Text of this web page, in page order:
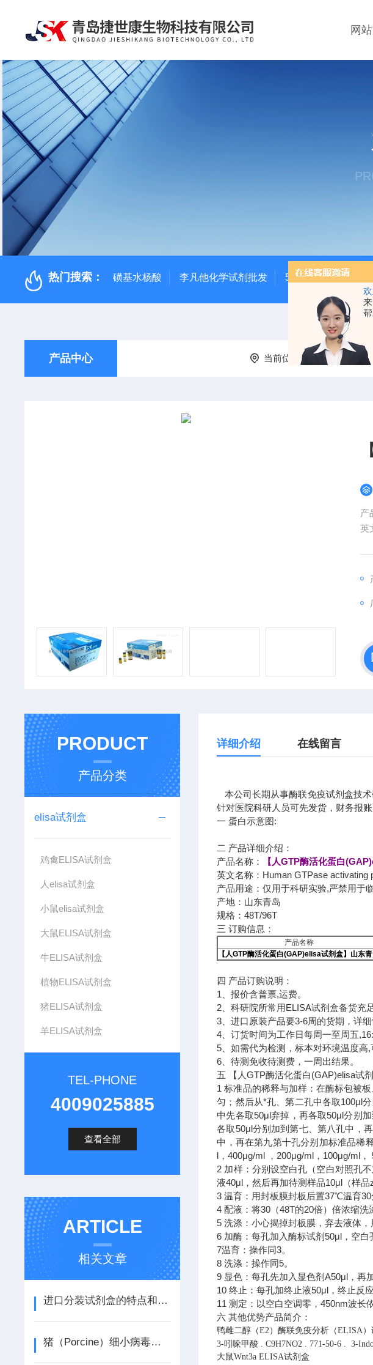
网
热门搜索： 磺基水杨酸 李凡他化学试剂批发 500次MTS细胞增殖
产品中心 当前位置： 首页 产品中
产
英
详细介绍 在线留言
本公司长期从事酶联免疫试剂盒技
针对医院科研人员可先发货，财务报
一 蛋白示意图:
二 产品详细介绍：
产品名称：
【人GTP酶活化蛋白
英文名称：Human GTPase activating
产品用途：仅用于科研实验,严禁用于
产地：山东青岛
规格：48T/96T
三 订购信息：
产品名称
【人GTP酶活化蛋白(GAP)elisa试剂盒】山东
四 产品订购说明：
1、报价含普票,运费。
2、科研院所常用ELISA试剂盒备货充
3、进口原装产品要3-6周的货期，详细
4、订货时间为工作日每周一至周五
5、如需代为检测，标本对环境温度高
6、待测免收待测费，一周出结果。
五 【人GTP酶活化蛋白(GAP)elisa试
1 标准品的稀释与加样：在酶标包被
匀；然后从*孔、第二孔中各取100μl
中先各取50μl弃掉，再各取50μl分别
各取50μl分别加到第七、第八孔中，
中，再在第九第十孔分别加标准品稀
l，400μg/ml ，200μg/ml，100μg/ml，
2 加样：分别设空白孔（空白对照孔
液40μl，然后再加待测样品10μl（样
3 温育：用封板膜封板后置37℃温育30
4 配液：将30（48T的20倍）倍浓缩洗
5 洗涤：小心揭掉封板膜，弃去液体
6 加酶：每孔加入酶标试剂50μl，空白
7温育：操作同3。
8 洗涤：操作同5。
9 显色：每孔先加入显色剂A50μl，再
10 终止：每孔加终止液50μl，终止反
11 测定：以空白空调零，450nm波长
六 其他优势产品简介：
鸭雌二醇（E2）酶联免疫分析（ELISA）
3-吲哚甲酸 . C9H7NO2 . 771-50-6 . 3-
大鼠Wnt3a ELISA试剂盒
PRODUCT
产品分类
elisa试剂盒
鸡禽ELISA试剂盒
人elisa试剂盒
小鼠elisa试剂盒
大鼠ELISA试剂盒
牛ELISA试剂盒
植物ELISA试剂盒
猪ELISA试剂盒
羊ELISA试剂盒
TEL-PHONE
4009025885
查看全部
ARTICLE
相关文章
进口分装试剂盒的特点和适用范围
猪（Porcine）细小病毒（PPV）ELISA检测试剂盒说明书